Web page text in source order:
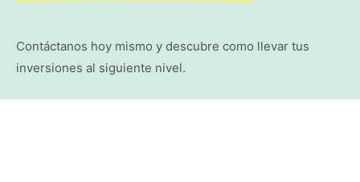
Contáctanos hoy mismo y descubre como llevar tus
inversiones al siguiente nivel.